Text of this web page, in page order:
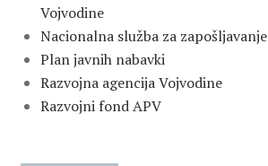
Vojvodine
Nacionalna služba za zapošljavanje
Plan javnih nabavki
Razvojna agencija Vojvodine
Razvojni fond APV